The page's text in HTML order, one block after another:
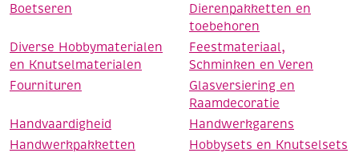
Boetseren
Dierenpakketten en
toebehoren
Diverse Hobbymaterialen
en Knutselmaterialen
Feestmateriaal,
Schminken en Veren
Fournituren
Glasversiering en
Raamdecoratie
Handvaardigheid
Handwerkgarens
Handwerkpakketten
Hobbysets en Knutselsets